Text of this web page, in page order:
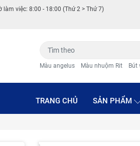
việc: 8:00 - 18:00 (Thứ 2 > Thứ 7)
Màu angelus Màu nhuộm Rit Bút
TRANG CHỦ SẢN PHẨM